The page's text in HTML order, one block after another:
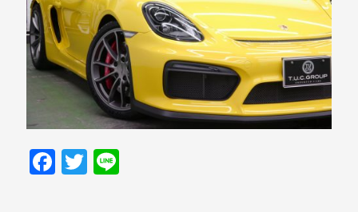
Facebook
Twitter